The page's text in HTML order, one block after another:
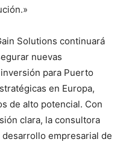
Solutions continuará
nuevas
para Puerto
en Europa,
de alto potencial. Con
clara, la consultora
empresarial de